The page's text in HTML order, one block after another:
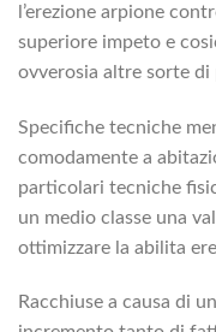
l’erezione arpione
superiore impeto e
ovverosia altre sorte di
Specifiche tecniche
comodamente a
particolari tecniche
un medio classe una
ottimizzare la abilita
Racchiuse a causa di